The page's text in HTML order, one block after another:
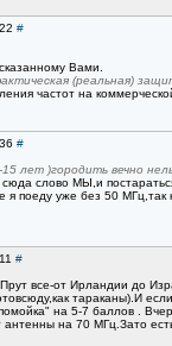
#
Вами.
(реальная)
частот на
#
15 лет )городить вечно
сюда слово МЫ,и
я поеду уже без 50
#
все-от Ирландии до
тараканы).И
на 5-7 баллов .
на 70 МГц.Зато